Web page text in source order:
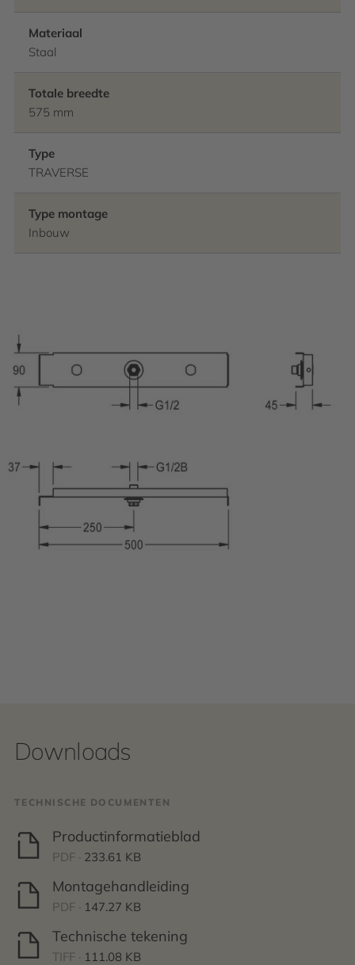
Materiaal
Staal
Totale breedte
575 mm
Type
TRAVERSE
Type montage
Inbouw
Downloads
TECHNISCHE DOCUMENTEN
Productinformatieblad
PDF · 233.61 KB
Montagehandleiding
PDF · 147.27 KB
Technische tekening
TIFF · 111.08 KB